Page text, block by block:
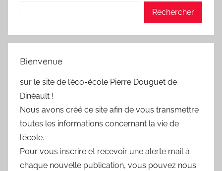
Rechercher
Bienvenue
sur le site de l’éco-école Pierre Douguet de
Dinéault !
Nous avons créé ce site afin de vous transmettre
toutes les informations concernant la vie de
l’école.
Pour vous inscrire et recevoir une alerte mail à
chaque nouvelle publication, vous pouvez nous